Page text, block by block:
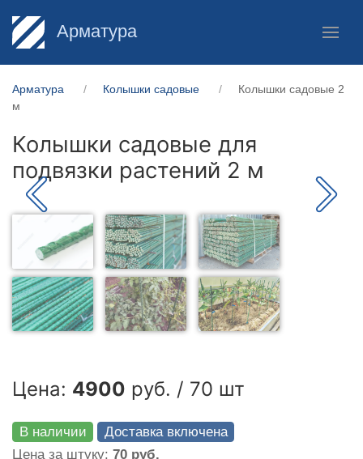
Арматура
Арматура Колышки садовые
Колышки садовые 2
м
Колышки садовые для
подвязки растений 2 м
Цена: 4900 руб. / 70 шт
В наличии
Доставка включена
Цена за штуку: 70 руб.